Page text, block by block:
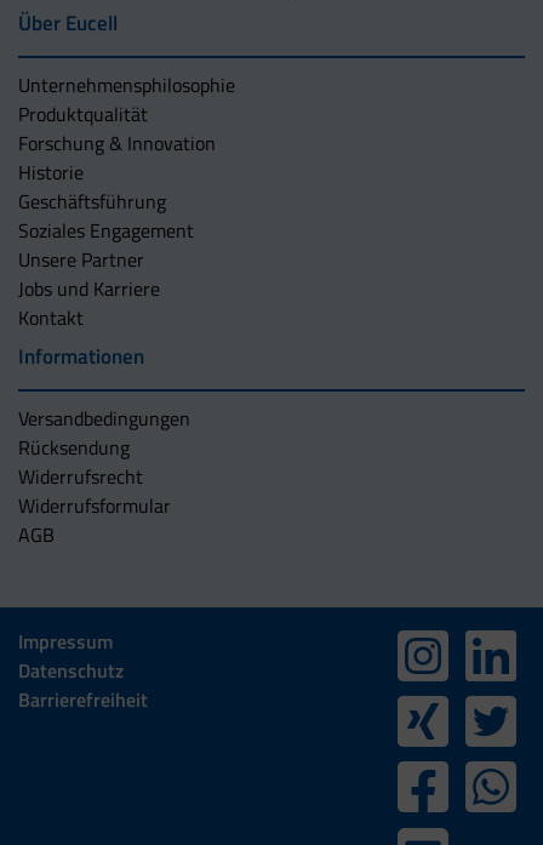
Über Eucell
Unternehmens­philosophie
Produktqualität
Forschung & Innovation
Historie
Geschäftsführung
Soziales Engagement
Unsere Partner
Jobs und Karriere
Kontakt
Informationen
Versandbedingungen
Rücksendung
Widerrufsrecht
Widerrufsformular
AGB
Impressum
Datenschutz
Barrierefreiheit